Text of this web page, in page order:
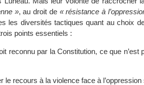
», au droit de « résistance à
les diversités tactiques quant au choix
points essentiels :
reconnu par la Constitution, ce que n’est
le recours à la violence face à l’oppression